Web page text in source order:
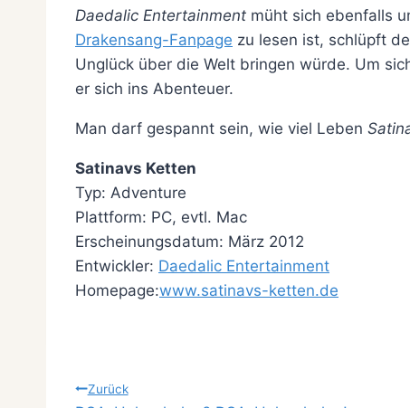
Daedalic Entertainment müht sich ebenfalls
Drakensang-Fanpage zu lesen ist, schlüpft
Unglück über die Welt bringen würde. Um
er sich ins Abenteuer.
Man darf gespannt sein, wie viel Leben
Satinavs Ketten
Typ: Adventure
Plattform: PC, evtl. Mac
Erscheinungsdatum: März 2012
Entwickler: Daedalic Entertainment
Homepage:www.satinavs-ketten.de
Beitragsnavigation
Zurück